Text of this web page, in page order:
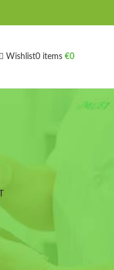
Wishlist0 items €0